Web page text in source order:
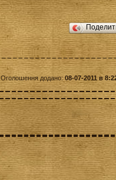
Оголошення додано:08-07-2011 в